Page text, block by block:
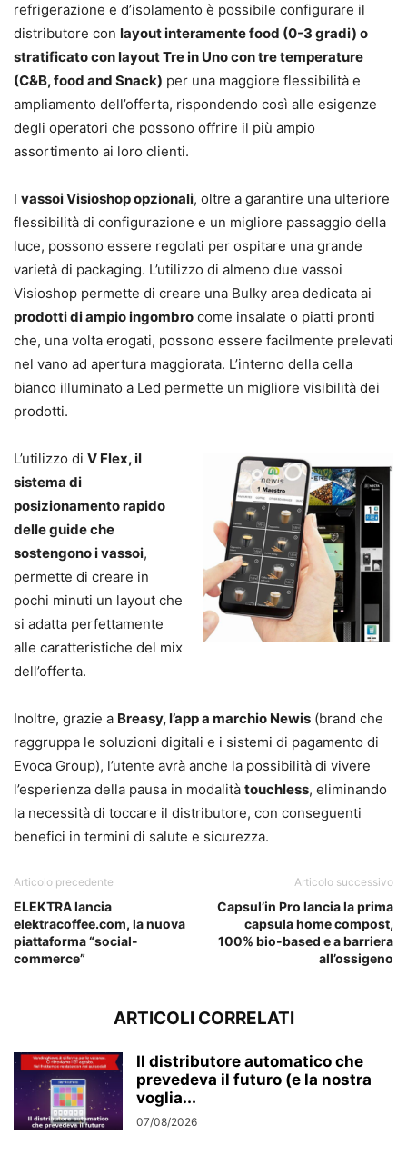
refrigerazione e d’isolamento è possibile configurare il
distributore con layout interamente food (0-3 gradi) o
stratificato con layout Tre in Uno con tre temperature
(C&B, food and Snack) per una maggiore flessibilità e
ampliamento dell’offerta, rispondendo così alle esigenze
degli operatori che possono offrire il più ampio
assortimento ai loro clienti.
I vassoi Visioshop opzionali, oltre a garantire una ulteriore
flessibilità di configurazione e un migliore passaggio della
luce, possono essere regolati per ospitare una grande
varietà di packaging. L’utilizzo di almeno due vassoi
Visioshop permette di creare una Bulky area dedicata ai
prodotti di ampio ingombro come insalate o piatti pronti
che, una volta erogati, possono essere facilmente prelevati
nel vano ad apertura maggiorata. L’interno della cella
bianco illuminato a Led permette un migliore visibilità dei
prodotti.
L’utilizzo di V Flex, il
sistema di
posizionamento rapido
delle guide che
sostengono i vassoi,
permette di creare in
pochi minuti un layout che
si adatta perfettamente
alle caratteristiche del mix
dell’offerta.
Inoltre, grazie a Breasy, l’app a marchio Newis (brand che
raggruppa le soluzioni digitali e i sistemi di pagamento di
Evoca Group), l’utente avrà anche la possibilità di vivere
l’esperienza della pausa in modalità touchless, eliminando
la necessità di toccare il distributore, con conseguenti
benefici in termini di salute e sicurezza.
Articolo precedente
ELEKTRA lancia
elektracoffee.com, la nuova
piattaforma “social-
commerce”
Articolo successivo
Capsul’in Pro lancia la prima
capsula home compost,
100% bio-based e a barriera
all’ossigeno
ARTICOLI CORRELATI
Il distributore automatico che
prevedeva il futuro (e la nostra
voglia...
07/08/2026